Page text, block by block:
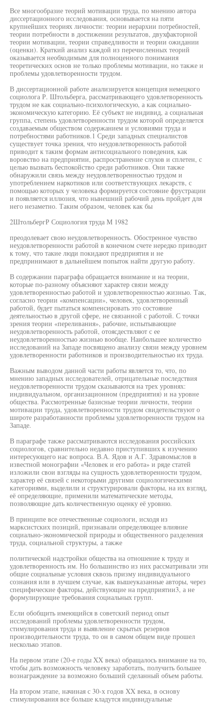
Все многообразие теорий мотивации труда, по мнению автора
диссертационного исследования, основывается на пяти
крупнейших теориях личности: теории иерархии потребностей,
теории потребности в достижении результатов, двухфакторной
теории мотивации, теории справедливости и теории ожидании
(оценки). Краткий анализ каждой из перечисленных теорий
оказывается необходимым для полноценного понимания
теоретических основ не только проблемы мотивации, но также и
проблемы удовлетворенности трудом.
В диссертационной работе анализируется концепция немецкого
социолога Р. Штольберга, рассматривающего удовлетворенность
трудом не как социально-психологическую, а как социально-
экономическую категорию. Её субъект не индивид, а социальная
группа, степень удовлетворенности трудом которой определяется
создаваемым обществом содержанием и условиями труда и
потребностями работников.1 Среди западных специалистов
существует точка зрения, что неудовлетворенность работой
приводит к таким формам антисоциального поведения, как
воровство на предприятии, распространение слухов и сплетен, с
целью вызвать беспокойство среди работников. Они также
обнаружили связь между неудовлетворенностью трудом и
употреблением наркотиков или соответствующих лекарств, с
помощью которых у человека формируется состояние фрустрации
и появляется иллюзия, что нынешний рабочий день пройдет для
него незаметно. Таким образом, человек как бы
2ШтольбергР Социология труда М 1982
преодолевает свою неудовлетворенность. Обостренное чувство
неудовлетворенности работой в конечном счете нередко приводит
к тому, что такие люди покидают предприятия и не
предпринимают в дальнейшем попыток найти другую работу.
В содержании параграфа обращается внимание и на теории,
которые по-разному объясняют характер связи между
удовлетворенностью работой и удовлетворенностью жизнью. Так,
согласно теории «компенсации», человек, удовлетворенный
работой, будет пытаться компенсировать это состояние
деятельностью в другой сфере, не связанной с работой. С точки
зрения теории «переливания», рабочие, испытывающие
неудовлетворенность работой, отоясдествляют с ее
неудовлетворенностью жизнью вообще. Наибольшее количество
исследований на Западе посвящено анализу связи между уровнем
удовлетворенности работников и производительностью их труда.
Важным выводом данной части работы является то, что, по
мнению западных исследователей, отрицательные последствия
неудовлетворенности трудом сказываются на трех уровнях:
индивидуальном, организационном (предприятия) и на уровне
общества. Рассмотренные базисные теории личности, теории
мотивации труда, удовлетворенности трудом свидетельствуют о
широте разработанности проблемы удовлетворенности трудом на
Западе.
В параграфе также рассматриваются исследования российских
социологов, сравнительно недавно приступивших к изучению
интересующего нас вопроса. В.А. Ядов и А.Г. Здравомыслов в
известной монографии «Человек и его работа» и ряде статей
изложили свои взгляды на сущность удовлетворенности трудом,
характер её связей с некоторыми другими социологическими
категориями, выделили и структурировали факторы, на их взгляд,
её определяющие, применили математические методы,
позволяющие дать количественную оценку её уровню.
В принципе все отечественные социологи, исходя из
марксистских позиций, признавали определяющее влияние
социально-экономической природы и общественного разделения
труда, социальной структуры, а также
политической надстройки общества на отношение к труду и
удовлетворенность им. Но большинство из них рассматривали эти
общие социальные условия сквозь призму индивидуального
сознания или в лучшем случае, как вышеуказанные авторы, через
специфические факторы, действующие на предприятии3, а не
формулирующие требования социальных групп.
Если обобщить имеющийся в советский период опыт
исследований проблемы удовлетворенности трудом,
стимулирования труда и выявление скрытых резервов
производительности труда, то он в самом общем виде прошел
несколько этапов.
На первом этапе (20-е годы XX века) обращалось внимание на то,
чтобы дать возможность человеку заработать, получить большее
вознаграждение за возможно больший сделанный объем работы.
На втором этапе, начиная с 30-х годов XX века, в основу
стимулирования все больше кладутся индивидуальные